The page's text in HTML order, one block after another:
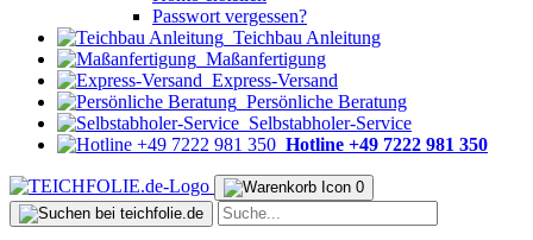
Passwort vergessen?
Teichbau Anleitung
Maßanfertigung
Express-Versand
Persönliche Beratung
Selbstabholer-Service
Hotline +49 7222 981 350
0